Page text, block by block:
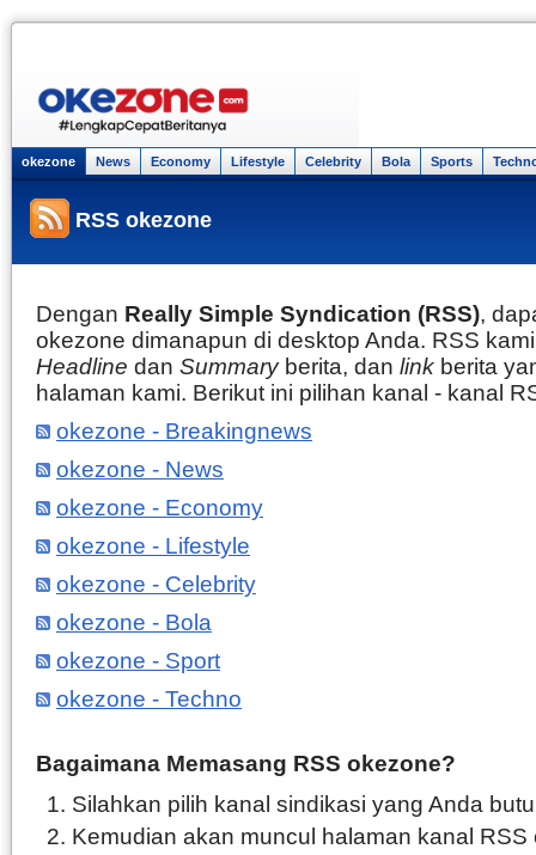
okezone News Economy Lifestyle Celebrity Bola Sports
RSS okezone
Dengan Really Simple Syndication (RSS),
okezone dimanapun di desktop Anda. RSS
Headline dan Summaryberita, dan link berita
halaman kami. Berikut ini pilihan kanal - kanal
okezone - Breakingnews
okezone - News
okezone - Economy
okezone - Lifestyle
okezone - Celebrity
okezone - Bola
okezone - Sport
okezone - Techno
Bagaimana Memasang RSS okezone?
Silahkan pilih kanal sindikasi yang Anda
Kemudian akan muncul halaman kanal RSS